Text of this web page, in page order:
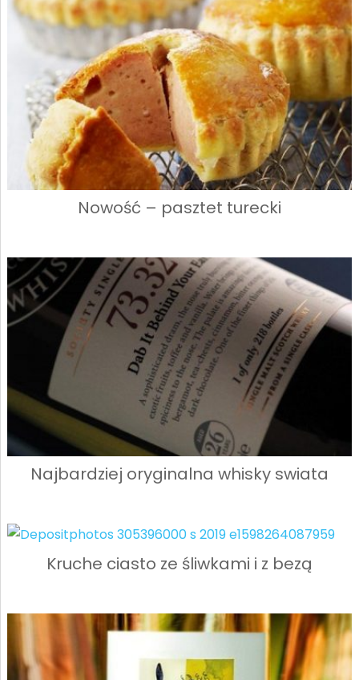
Nowość – pasztet turecki
Najbardziej oryginalna whisky swiata
Kruche ciasto ze śliwkami i z bezą